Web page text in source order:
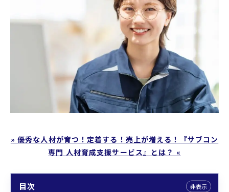
お役立ちコラム
» 優秀な人材が育つ！定着する！売上が増える！『サブコン
専門 人材育成支援サービス』とは？ «
目次 非表示